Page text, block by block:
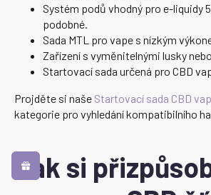
Systém podů vhodný pro e-liquidy
podobné.
Sada MTL pro vape s nízkým
Zařízení s vyměnitelnými lusky
Startovací sada určená pro CBD
Projděte si naše Startovací sada CBD
kategorie pro vyhledání kompatibilního
Jak si